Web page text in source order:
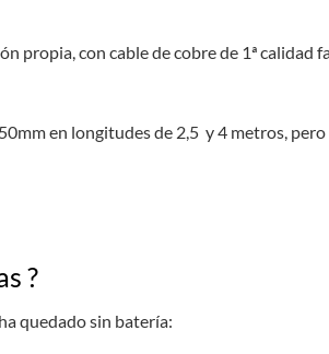
propia, con cable de cobre de 1ª calidad
en longitudes de 2,5 y 4 metros,
?
quedado sin batería: